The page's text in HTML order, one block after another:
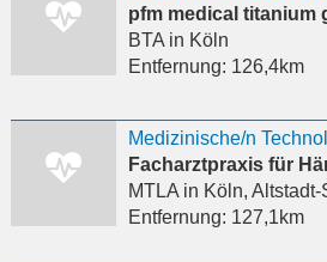
pfm medical titanium
BTAin Köln
Entfernung: 126,4km
Facharztpraxis für
MTLAin Köln, Altstadt-
Entfernung: 127,1km